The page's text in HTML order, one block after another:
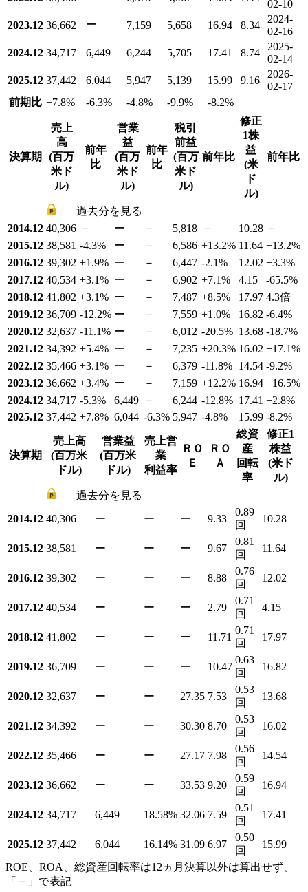
02-10
2023.12 36,662 ー 7,159 5,658 16.94 8.34
2024-
02-16
2024.12 34,717 6,449 6,244 5,705 17.41 8.74
2025-
02-14
2025.12 37,442 6,044 5,947 5,139 15.99 9.16
2026-
02-17
前期比 +7.8% -6.3% -4.8% -9.9% -8.2%
決算期
売上
高
(百万
米ド
ル)
前年
比
営業
益
(百万
米ド
ル)
前年
比
税引
前益
(百万
米ド
ル)
前年比
修正
1株
益
(米
ド
ル)
前年比
過去分を見る
2014.12 40,306 － ー － 5,818 － 10.28 －
2015.12 38,581 -4.3% ー － 6,586 +13.2% 11.64 +13.2%
2016.12 39,302 +1.9% ー － 6,447 -2.1% 12.02 +3.3%
2017.12 40,534 +3.1% ー － 6,902 +7.1% 4.15 -65.5%
2018.12 41,802 +3.1% ー － 7,487 +8.5% 17.97 4.3倍
2019.12 36,709 -12.2% ー － 7,559 +1.0% 16.82 -6.4%
2020.12 32,637 -11.1% ー － 6,012 -20.5% 13.68 -18.7%
2021.12 34,392 +5.4% ー － 7,235 +20.3% 16.02 +17.1%
2022.12 35,466 +3.1% ー － 6,379 -11.8% 14.54 -9.2%
2023.12 36,662 +3.4% ー － 7,159 +12.2% 16.94 +16.5%
2024.12 34,717 -5.3% 6,449 － 6,244 -12.8% 17.41 +2.8%
2025.12 37,442 +7.8% 6,044 -6.3% 5,947 -4.8% 15.99 -8.2%
決算期
売上高
(百万米
ドル)
営業益
(百万米
ドル)
売上営
業
利益率
ＲＯ
Ｅ
ＲＯ
Ａ
総資
産
回転
率
修正1
株益
(米ド
ル)
過去分を見る
2014.12 40,306 ー ー ー 9.33
0.89
回
10.28
2015.12 38,581 ー ー ー 9.67
0.81
回
11.64
2016.12 39,302 ー ー ー 8.88
0.76
回
12.02
2017.12 40,534 ー ー ー 2.79
0.71
回
4.15
2018.12 41,802 ー ー ー 11.71
0.71
回
17.97
2019.12 36,709 ー ー ー 10.47
0.63
回
16.82
2020.12 32,637 ー ー 27.35 7.53
0.53
回
13.68
2021.12 34,392 ー ー 30.30 8.70
0.53
回
16.02
2022.12 35,466 ー ー 27.17 7.98
0.56
回
14.54
2023.12 36,662 ー ー 33.53 9.20
0.59
回
16.94
2024.12 34,717 6,449 18.58% 32.06 7.59
0.51
回
17.41
2025.12 37,442 6,044 16.14% 31.09 6.97
0.50
回
15.99
ROE、ROA、総資産回転率は12ヵ月決算以外は算出せず、
「－」で表記